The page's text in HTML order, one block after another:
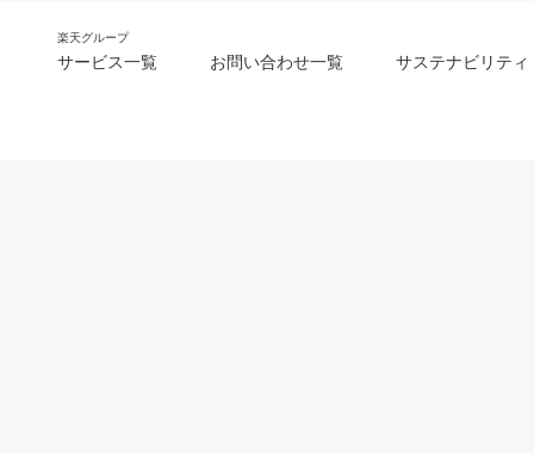
楽天グループ
サービス一覧 お問い合わせ一覧 サステナビリティ